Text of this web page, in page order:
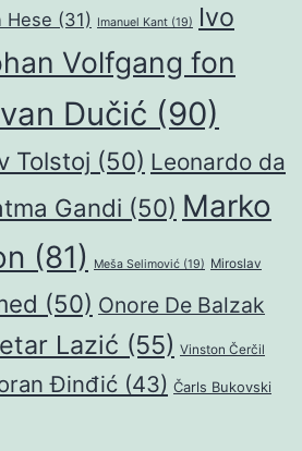
Hese (31) Imanuel Kant (19)
Ivo
Volfgang fon
Dučić (90)
Tolstoj (50) Leonardo da
Gandi (50) Marko
(81) Meša Selimović (19) Miroslav
(50) Onore De Balzak
Lazić (55) Vinston Čerčil
Đinđić (43) Čarls Bukovski